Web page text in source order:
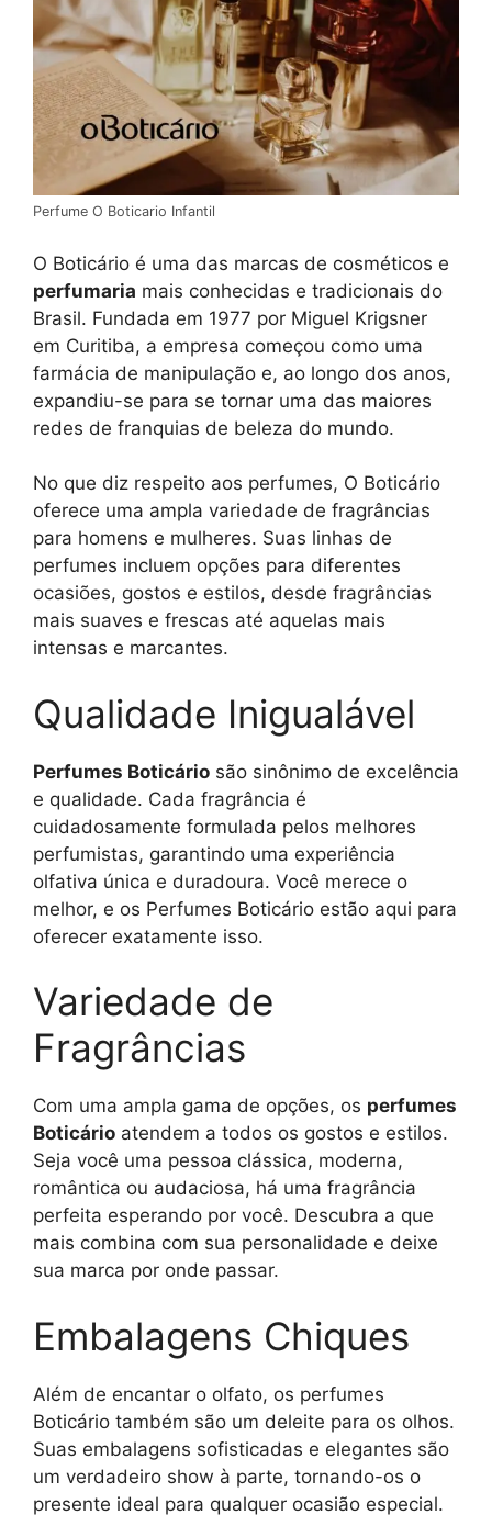
Perfume O Boticario Infantil
O Boticário é uma das marcas de cosméticos e
perfumaria mais conhecidas e tradicionais do
Brasil. Fundada em 1977 por Miguel Krigsner
em Curitiba, a empresa começou como uma
farmácia de manipulação e, ao longo dos anos,
expandiu-se para se tornar uma das maiores
redes de franquias de beleza do mundo.
No que diz respeito aos perfumes, O Boticário
oferece uma ampla variedade de fragrâncias
para homens e mulheres. Suas linhas de
perfumes incluem opções para diferentes
ocasiões, gostos e estilos, desde fragrâncias
mais suaves e frescas até aquelas mais
intensas e marcantes.
Qualidade Inigualável
Perfumes Boticário são sinônimo de excelência
e qualidade. Cada fragrância é
cuidadosamente formulada pelos melhores
perfumistas, garantindo uma experiência
olfativa única e duradoura. Você merece o
melhor, e os Perfumes Boticário estão aqui para
oferecer exatamente isso.
Variedade de
Fragrâncias
Com uma ampla gama de opções, os perfumes
Boticário atendem a todos os gostos e estilos.
Seja você uma pessoa clássica, moderna,
romântica ou audaciosa, há uma fragrância
perfeita esperando por você. Descubra a que
mais combina com sua personalidade e deixe
sua marca por onde passar.
Embalagens Chiques
Além de encantar o olfato, os perfumes
Boticário também são um deleite para os olhos.
Suas embalagens sofisticadas e elegantes são
um verdadeiro show à parte, tornando-os o
presente ideal para qualquer ocasião especial.